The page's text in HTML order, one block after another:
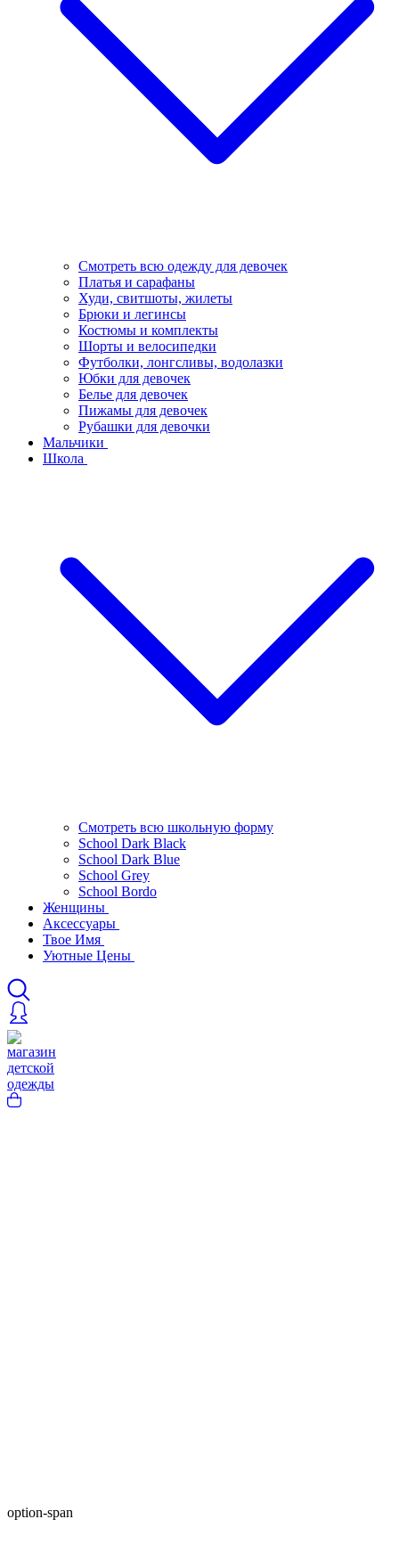
Смотреть всю одежду для девочек
Платья и сарафаны
Худи, свитшоты, жилеты
Брюки и легинсы
Костюмы и комплекты
Шорты и велосипедки
Футболки, лонгсливы, водолазки
Юбки для девочек
Белье для девочек
Пижамы для девочек
Рубашки для девочки
Мальчики
Школа
Смотреть всю школьную форму
School Dark Black
School Dark Blue
School Grey
School Bordo
Женщины
Аксессуары
Твое Имя
Уютные Цены
option-span